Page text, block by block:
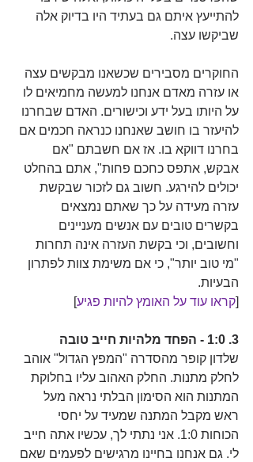
להתייעץ איתם גם בעתיד היו בדיוק אלה
שביקשו עצה.
החוקרים מסבירים שכשאנו מבקשים עצה
או עזרה מאדם אנחנו למעשה מחמיאים לו
על היותו בעל ידע וכישורים. האדם שבחרנו
להיעזר בו חושב שאנחנו כנראה חכמים אם
בחרנו דווקא בו. אז אם חשבתם "אם
אבקש, אתפס כחכם פחות", אתם בהחלט
יכולים להירגע. חשוב גם לזכור שבקשת
עזרה מעידה על כך שאתם נמצאים
בקשרים טובים עם אנשים מעניינים
וחשובים, וכי בקשת העזרה אינה תחרות
"מי טוב יותר", כי אם משימת צוות לפתרון
הבעיות.
[קראו עוד על האומץ להיות פגיע]
3. 1:0 - הפחד מלהיות חייב טובה
שלדון קופר מהסדרה "המפץ הגדול" אוהב
לחלק מתנות. החלק האהוב עליו בחלוקת
המתנות הוא הסימון הבלתי נראה מעל
ראש מקבל המתנה שמעיד על יחסי
הכוחות 1:0. אני נתתי לך, עכשיו אתה חייב
לי. גם אנחנו בחיינו מרגישים לפעמים שאם